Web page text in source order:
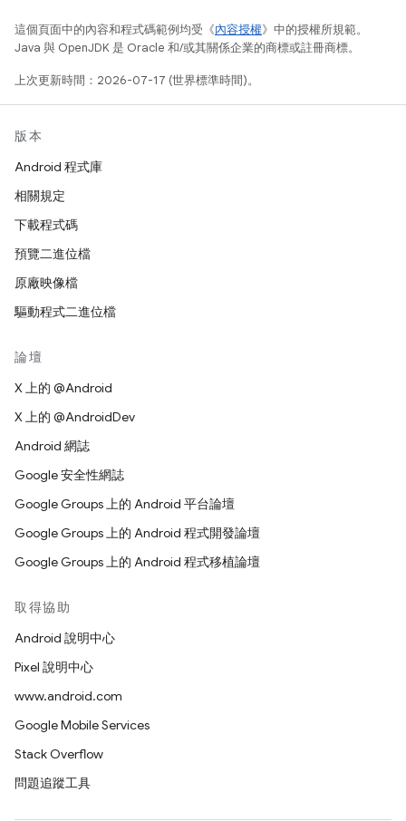
這個頁面中的內容和程式碼範例均受《內容授權》中的授權所規範。
Java 與 OpenJDK 是 Oracle 和/或其關係企業的商標或註冊商標。
上次更新時間：2026-07-17 (世界標準時間)。
版本
Android 程式庫
相關規定
下載程式碼
預覽二進位檔
原廠映像檔
驅動程式二進位檔
論壇
X 上的 @Android
X 上的 @AndroidDev
Android 網誌
Google 安全性網誌
Google Groups 上的 Android 平台論壇
Google Groups 上的 Android 程式開發論壇
Google Groups 上的 Android 程式移植論壇
取得協助
Android 說明中心
Pixel 說明中心
www.android.com
Google Mobile Services
Stack Overflow
問題追蹤工具